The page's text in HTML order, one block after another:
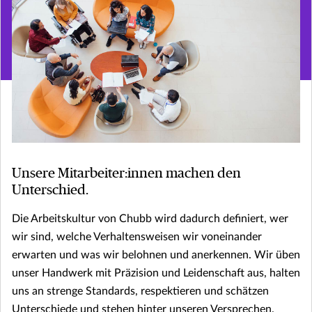
Unsere Mitarbeiter:innen machen den
Unterschied.
Die Arbeitskultur von Chubb wird dadurch definiert, wer
wir sind, welche Verhaltensweisen wir voneinander
erwarten und was wir belohnen und anerkennen. Wir üben
unser Handwerk mit Präzision und Leidenschaft aus, halten
uns an strenge Standards, respektieren und schätzen
Unterschiede und stehen hinter unseren Versprechen.